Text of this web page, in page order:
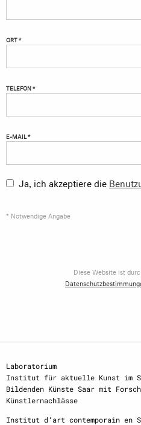
ORT *
TELEFON *
E-MAIL *
Ja, ich akzeptiere die
* Notwendige Angabe
Diese Website ist
Laboratorium
Institut für aktuelle Kunst im
Bildenden Künste Saar mit
Künstlernachlässe
Institut d‘art contemporain en